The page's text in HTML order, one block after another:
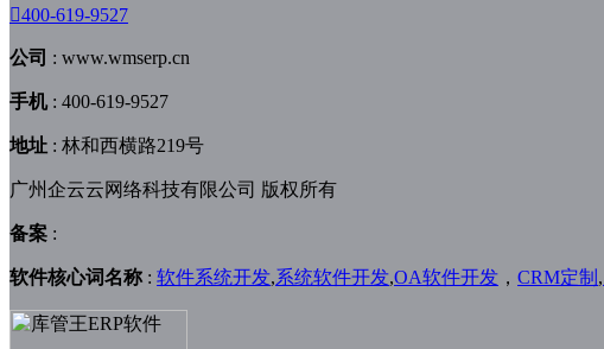
400-619-9527
公司 : www.wmserp.cn
手机: 400-619-9527
地址 : 林和西横路219号
广州企云云网络科技有限公司 版权所有
备案 :
软件核心词名称 : 软件系统开发,系统软件开发,OA软件开发 ， CRM定制 ,